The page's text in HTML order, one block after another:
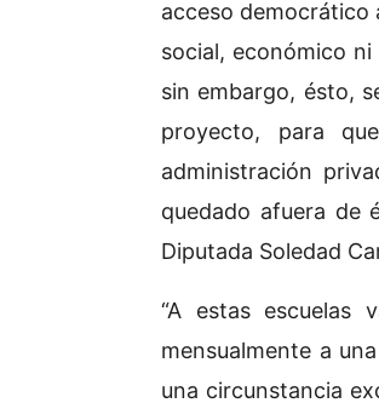
acceso democrático
social, económico
sin embargo, ésto,
proyecto, para
administración
quedado afuera de
Diputada Soledad
“A estas escuelas
mensualmente a
una circunstancia